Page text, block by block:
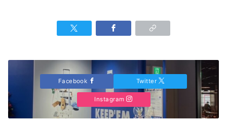
Facebook Twitter
Instagram